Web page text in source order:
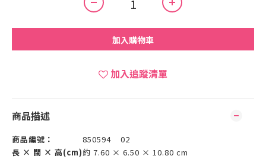
加入購物車
加入追蹤清單
商品描述
商品編號：
850594 02
長 × 闊 × 高(cm)約 7.60 × 6.50 × 10.80 cm